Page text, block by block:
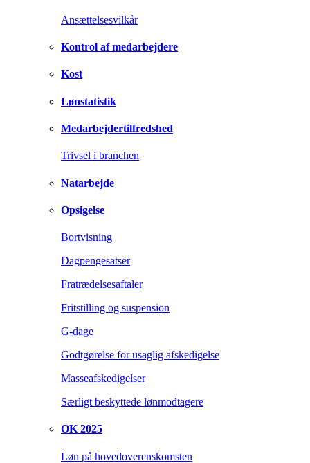
Ansættelsesvilkår
Kontrol af medarbejdere
Kost
Lønstatistik
Medarbejdertilfredshed
Trivsel i branchen
Natarbejde
Opsigelse
Bortvisning
Dagpengesatser
Fratrædelsesaftaler
Fritstilling og suspension
G-dage
Godtgørelse for usaglig afskedigelse
Masseafskedigelser
Særligt beskyttede lønmodtagere
OK 2025
Løn på hovedoverenskomsten